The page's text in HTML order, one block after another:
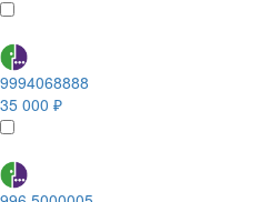
9994068888
35 000 ₽